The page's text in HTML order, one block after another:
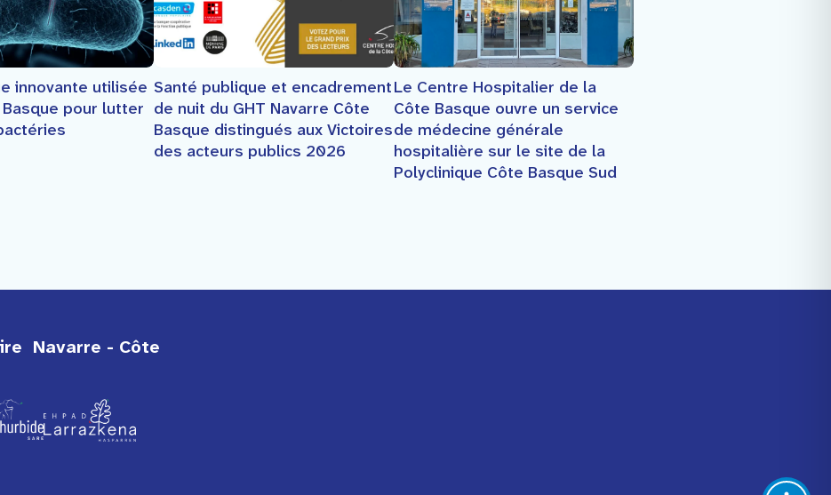
innovante utilisée
Basque pour lutter
Santé publique et encadrement
de nuit du GHT Navarre Côte
Basque distingués aux Victoires
des acteurs publics 2026
Le Centre Hospitalier de la
Côte Basque ouvre un service
de médecine générale
hospitalière sur le site de la
Polyclinique Côte Basque Sud
Navarre - Côte